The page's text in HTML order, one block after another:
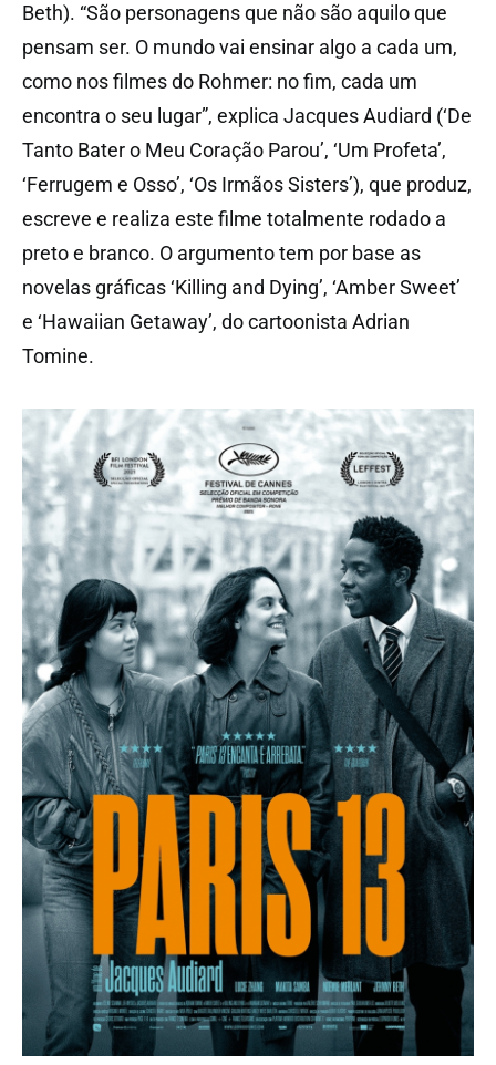
Beth). “São personagens que não são aquilo que
pensam ser. O mundo vai ensinar algo a cada um,
como nos filmes do Rohmer: no fim, cada um
encontra o seu lugar”, explica Jacques Audiard (‘De
Tanto Bater o Meu Coração Parou’, ‘Um Profeta’,
‘Ferrugem e Osso’, ‘Os Irmãos Sisters’), que produz,
escreve e realiza este filme totalmente rodado a
preto e branco. O argumento tem por base as
novelas gráficas ‘Killing and Dying’, ‘Amber Sweet’
e ‘Hawaiian Getaway’, do cartoonista Adrian
Tomine.